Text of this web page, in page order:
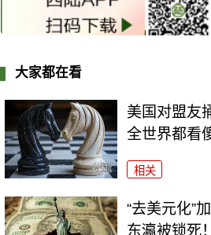
大家都在看
美国对盟友
全世界都看
相关
“去美元化”
东瀛被锁死！